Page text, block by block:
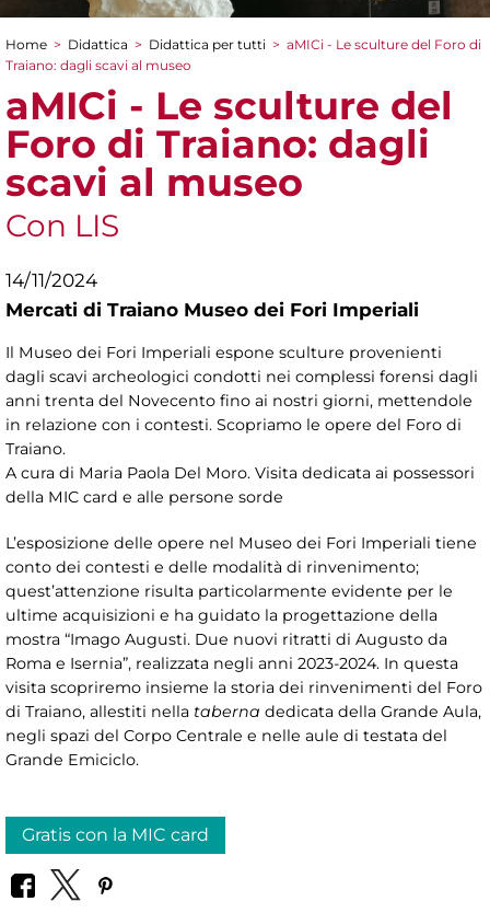
Tu sei qui
Home > Didattica > Didattica per tutti > aMICi - Le sculture del Foro di
Traiano: dagli scavi al museo
aMICi - Le sculture del
Foro di Traiano: dagli
scavi al museo
Con LIS
14/11/2024
Mercati di Traiano Museo dei Fori Imperiali
Il Museo dei Fori Imperiali espone sculture provenienti
dagli scavi archeologici condotti nei complessi forensi dagli
anni trenta del Novecento fino ai nostri giorni, mettendole
in relazione con i contesti. Scopriamo le opere del Foro di
Traiano.
A cura di Maria Paola Del Moro. Visita dedicata ai possessori
della MIC card e alle persone sorde
L’esposizione delle opere nel Museo dei Fori Imperiali tiene
conto dei contesti e delle modalità di rinvenimento;
quest’attenzione risulta particolarmente evidente per le
ultime acquisizioni e ha guidato la progettazione della
mostra “Imago Augusti. Due nuovi ritratti di Augusto da
Roma e Isernia”, realizzata negli anni 2023-2024. In questa
visita scopriremo insieme la storia dei rinvenimenti del Foro
di Traiano, allestiti nella taberna dedicata della Grande Aula,
negli spazi del Corpo Centrale e nelle aule di testata del
Grande Emiciclo.
Gratis con la MIC card